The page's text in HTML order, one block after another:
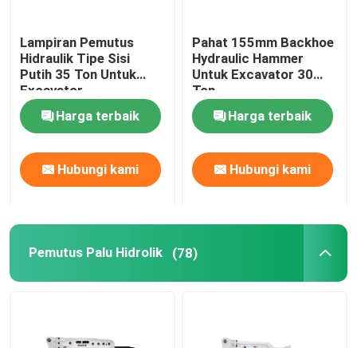
Lampiran Pemutus
Hidraulik Tipe Sisi
Putih 35 Ton Untuk
Excavator
Harga terbaik
Hubungi kami
Pahat 155mm Backhoe
Hydraulic Hammer
Untuk Excavator 30
Ton
Harga terbaik
Hubungi kami
Pemutus Palu Hidrolik (78)